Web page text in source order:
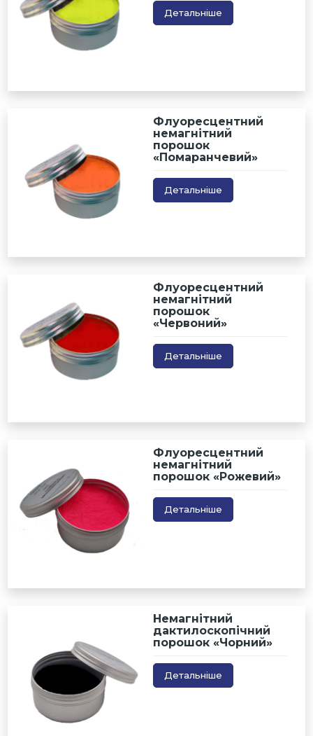
Детальніше
Флуоресцентний
немагнітний
порошок
«Помаранчевий»
Детальніше
Флуоресцентний
немагнітний
порошок
«Червоний»
Детальніше
Флуоресцентний
немагнітний
порошок «Рожевий»
Детальніше
Немагнітний
дактилоскопічний
порошок «Чорний»
Детальніше